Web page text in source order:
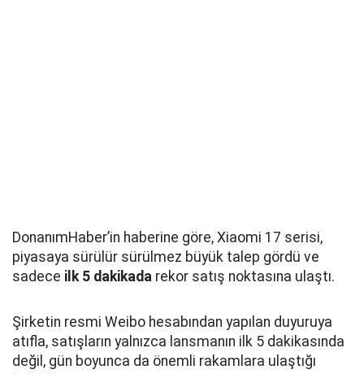
DonanımHaber’in haberine göre, Xiaomi 17 serisi,
piyasaya sürülür sürülmez büyük talep gördü ve
sadece ilk 5 dakikada rekor satış noktasına ulaştı.
Şirketin resmi Weibo hesabından yapılan duyuruya
atıfla, satışların yalnızca lansmanın ilk 5 dakikasında
değil, gün boyunca da önemli rakamlara ulaştığı